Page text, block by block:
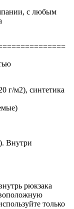
с любым
г/м2), синтетика
Внутри
рюкзака
только